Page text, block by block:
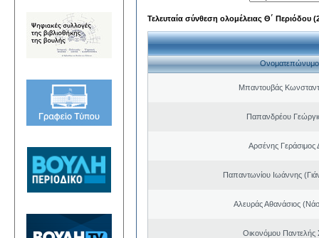
Τελευταία σύνθεση ολομέλειας Θ΄ Περιόδου
Ονοματεπώνυμο
Μπαντουβάς
Παπανδρέου
Αρσένης Γεράσιμος
Παπαντωνίου Ιωάννης
Αλευράς Αθανάσιος
Οικονόμου Παντελής